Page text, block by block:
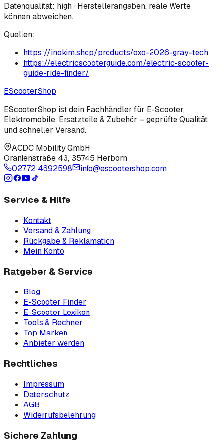
Datenqualität: high· Herstellerangaben, reale Werte
können abweichen.
Quellen:
https://inokim.shop/products/oxo-2026-gray-tech
https://electricscooterguide.com/electric-scooter-
guide-ride-finder/
EScooterShop
EScooterShop ist dein Fachhändler für E-Scooter,
Elektromobile, Ersatzteile & Zubehör – geprüfte Qualität
und schneller Versand.
ACDC Mobility GmbH
Oranienstraße 43, 35745 Herborn
02772 4692598
info@escootershop.com
Service & Hilfe
Kontakt
Versand & Zahlung
Rückgabe & Reklamation
Mein Konto
Ratgeber & Service
Blog
E-Scooter Finder
E-Scooter Lexikon
Tools & Rechner
Top Marken
Anbieter werden
Rechtliches
Impressum
Datenschutz
AGB
Widerrufsbelehrung
Sichere Zahlung